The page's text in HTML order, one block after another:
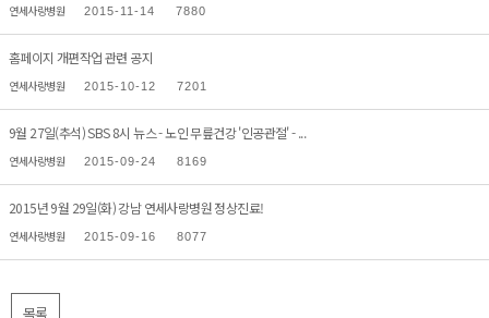
연세사랑병원 2015-11-14 7880
홈페이지 개편작업 관련 공지
연세사랑병원 2015-10-12 7201
9월 27일(추석) SBS 8시 뉴스 - 노인 무릎건강 '인공관절' - ...
연세사랑병원 2015-09-24 8169
2015년 9월 29일(화) 강남 연세사랑병원 정상진료!
연세사랑병원 2015-09-16 8077
목록